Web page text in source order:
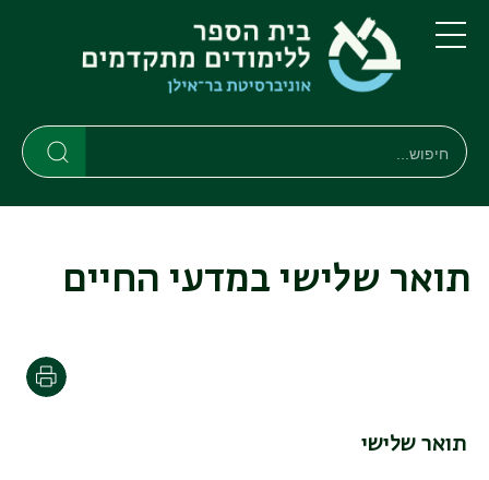
לתוכן
העיקרי
לתפריט
ניווט
ראשי
תפריט
חיפוש
חיפוש
תואר שלישי במדעי החיים
Print
תואר שלישי